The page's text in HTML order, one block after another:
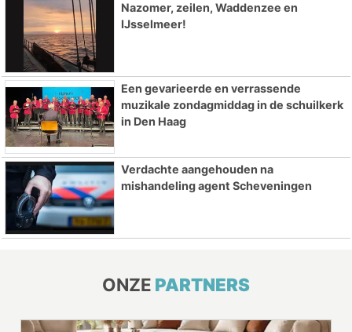
Nazomer, zeilen, Waddenzee en
IJsselmeer!
Een gevarieerde en verrassende
muzikale zondagmiddag in de schuilkerk
in Den Haag
Verdachte aangehouden na
mishandeling agent Scheveningen
ONZE PARTNERS